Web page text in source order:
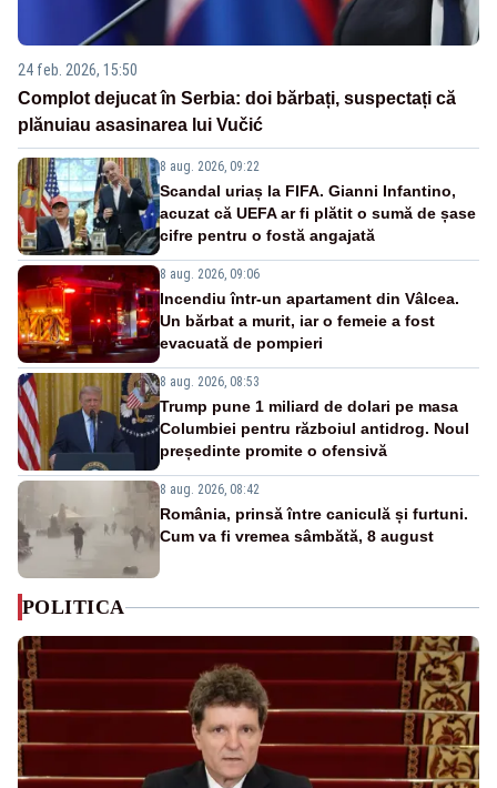
24 feb. 2026, 15:50
Complot dejucat în Serbia: doi bărbați, suspectați că
plănuiau asasinarea lui Vučić
8 aug. 2026, 09:22
Scandal uriaș la FIFA. Gianni Infantino,
acuzat că UEFA ar fi plătit o sumă de șase
cifre pentru o fostă angajată
8 aug. 2026, 09:06
Incendiu într-un apartament din Vâlcea.
Un bărbat a murit, iar o femeie a fost
evacuată de pompieri
8 aug. 2026, 08:53
Trump pune 1 miliard de dolari pe masa
Columbiei pentru războiul antidrog. Noul
președinte promite o ofensivă
8 aug. 2026, 08:42
România, prinsă între caniculă și furtuni.
Cum va fi vremea sâmbătă, 8 august
POLITICA